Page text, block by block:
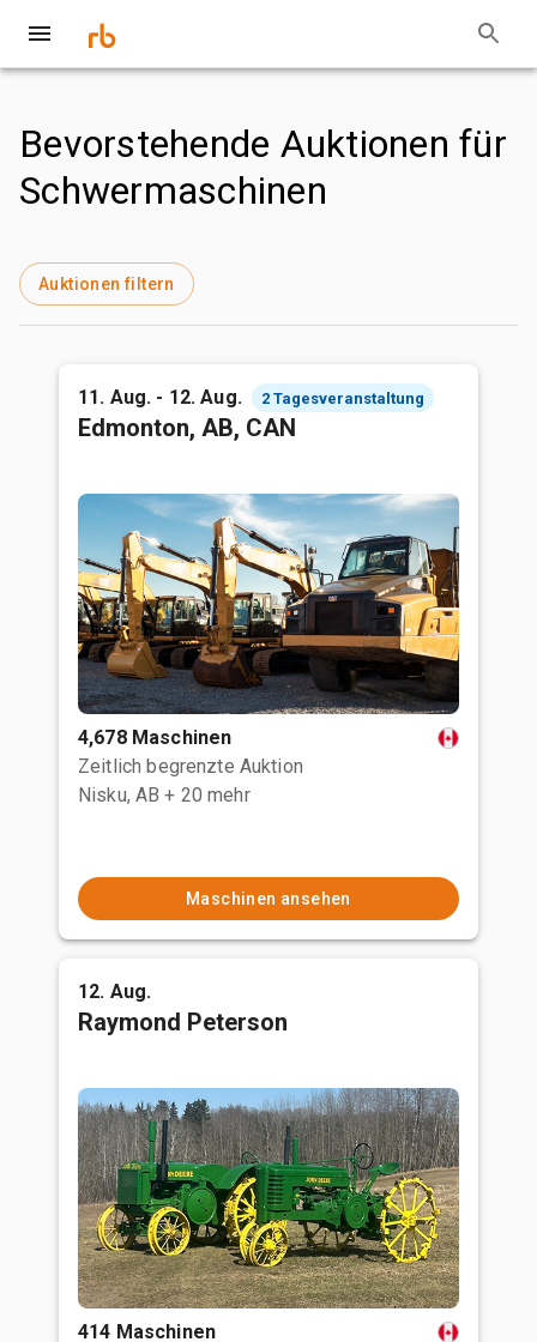
Bevorstehende Auktionen für
Schwermaschinen
Auktionen filtern
11. Aug. - 12. Aug. 2 Tagesveranstaltung
Edmonton, AB, CAN
4,678 Maschinen
Zeitlich begrenzte Auktion
Nisku, AB + 20 mehr
Maschinen ansehen
12. Aug.
Raymond Peterson
414 Maschinen